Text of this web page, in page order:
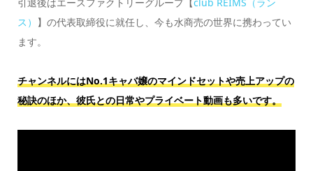
引退後はエースファクトリーグループ【club REIMS（ラン
ス） 】の代表取締役に就任し、今も水商売の世界に携わってい
ます。
チャンネルにはNo.1キャバ嬢のマインドセットや売上アップの
秘訣のほか、彼氏との日常やプライベート動画も多いです。